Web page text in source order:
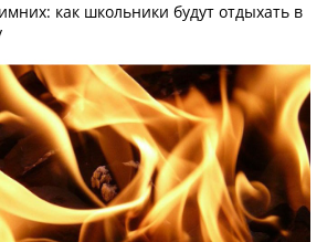
как школьники будут отдыхать в